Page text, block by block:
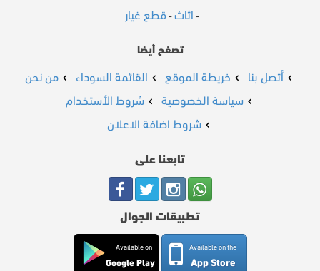
- اثاث -قطع غيار
تصفح أيضا
أتصل بنا خريطة الموقع القائمة السوداء
من نحن
سياسة الخصوصية
شروط الأستخدام
شروط اضافة الاعلان
تابعنا على
تطبيقات الجوال
Available on the
App Store
Available on
Google Play